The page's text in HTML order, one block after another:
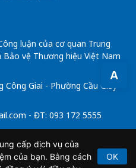
A
luận của cơ quan Trung
Bảo vệ Thương hiệu Việt Nam
Giai - Phường Cầu Giấy -
- ĐT: 093 172 5555
tử số 64/GP-BTTTT do Bộ
21/2/2020.
cấp dịch vụ của
của bạn. Bằng cách
OK